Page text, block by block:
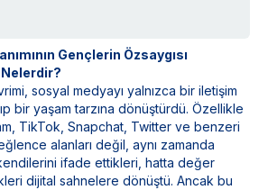
Gençlerin Özsaygısı
sosyal medyayı yalnızca bir iletişim
bir yaşam tarzına dönüştürdü. Özellikle
TikTok, Snapchat, Twitter ve benzeri
alanları değil, aynı zamanda
ifade ettikleri, hatta değer
dijital sahnelere dönüştü. Ancak bu